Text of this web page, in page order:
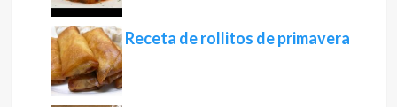
Receta de rollitos de primavera